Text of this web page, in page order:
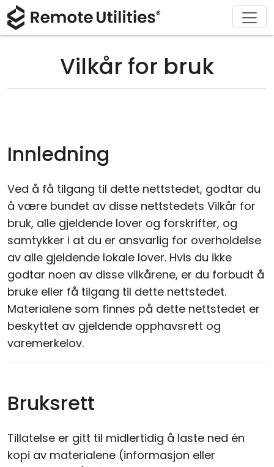
Vilkår for bruk
Innledning
Ved å få tilgang til dette nettstedet, godtar du
å være bundet av disse nettstedets Vilkår for
bruk, alle gjeldende lover og forskrifter, og
samtykker i at du er ansvarlig for overholdelse
av alle gjeldende lokale lover. Hvis du ikke
godtar noen av disse vilkårene, er du forbudt å
bruke eller få tilgang til dette nettstedet.
Materialene som finnes på dette nettstedet er
beskyttet av gjeldende opphavsrett og
varemerkelov.
Bruksrett
Tillatelse er gitt til midlertidig å laste ned én
kopi av materialene (informasjon eller
Produkt
Tilkoblingsmoduser
Uovervåket tilgang
Active Directory-støtte
MSI-konfigurasjon
Sky- og lokal installasjon
Løsninger
Produksjon og detaljhandel
Informasjonsteknologi
Last ned
Kjøp
Lisensassistent
Støtte
Dokumentasjon
Om
Presse-rom